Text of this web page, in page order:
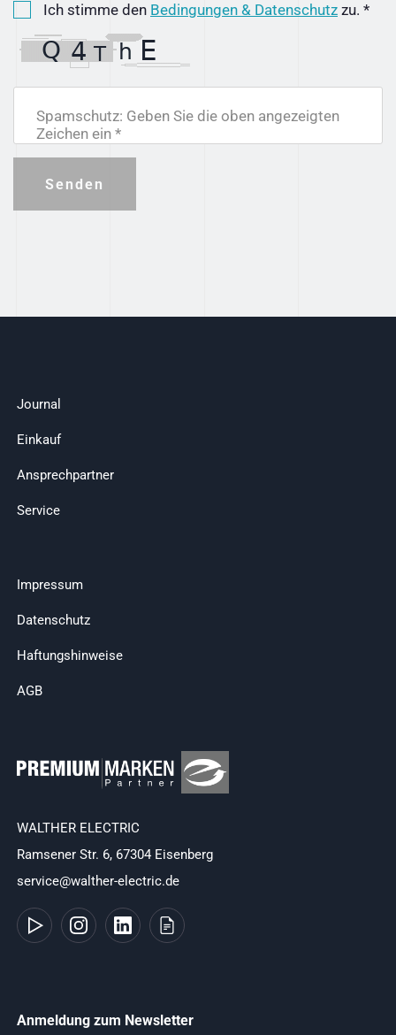
Ich stimme den Bedingungen & Datenschutz zu. *
Spamschutz: Geben Sie die oben angezeigten
Zeichen ein *
Senden
Journal
Einkauf
Ansprechpartner
Service
Impressum
Datenschutz
Haftungshinweise
AGB
WALTHER ELECTRIC
Ramsener Str. 6, 67304 Eisenberg
service@walther-electric.de
Anmeldung zum Newsletter